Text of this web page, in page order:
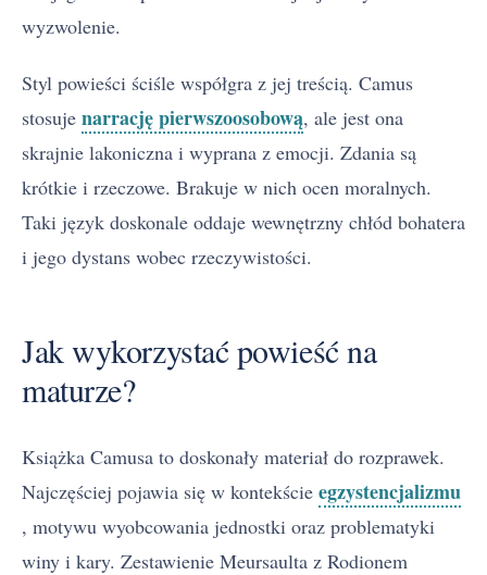
wyzwolenie.
Styl powieści ściśle współgra z jej treścią. Camus
stosuje narrację pierwszoosobową, ale jest ona
skrajnie lakoniczna i wyprana z emocji. Zdania są
krótkie i rzeczowe. Brakuje w nich ocen moralnych.
Taki język doskonale oddaje wewnętrzny chłód bohatera
i jego dystans wobec rzeczywistości.
Jak wykorzystać powieść na
maturze?
Książka Camusa to doskonały materiał do rozprawek.
Najczęściej pojawia się w kontekście egzystencjalizmu
, motywu wyobcowania jednostki oraz problematyki
winy i kary. Zestawienie Meursaulta z Rodionem